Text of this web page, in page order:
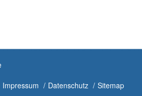
Impressum
Datenschutz Sitemap